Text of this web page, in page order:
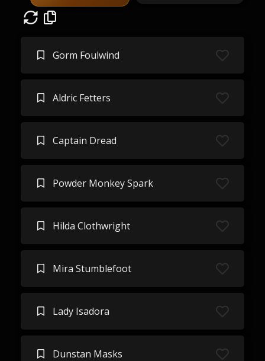
Gorm Foulwind
Aldric Fetters
Captain Dread
Powder Monkey Spark
Hilda Clothwright
Mira Stumblefoot
Lady Isadora
Dunstan Masks